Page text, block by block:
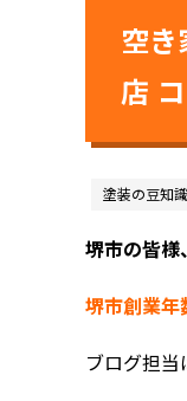
空き
店
塗装の豆知識
堺市の皆様
堺市創業年
ブログ担当